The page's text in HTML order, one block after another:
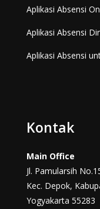
Aplikasi Absensi
Aplikasi Absensi
Aplikasi Absensi
Kontak
Main Office
Jl. Pamularsih
Kec. Depok,
Yogyakarta 55283